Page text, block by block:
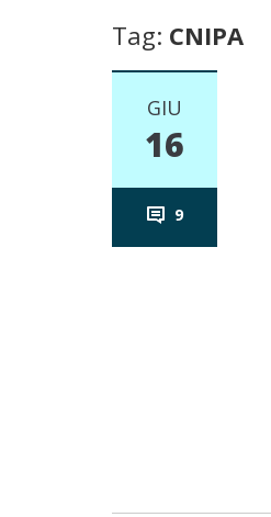
Tag: CNIPA
GIU
16
9